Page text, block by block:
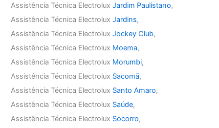
Assistência Técnica ElectroluxJardim Paulistano,
Assistência Técnica ElectroluxJardins,
Assistência Técnica ElectroluxJockey Club,
Assistência Técnica Electrolux Moema,
Assistência Técnica Electrolux Morumbi,
Assistência Técnica Electrolux Sacomã,
Assistência Técnica Electrolux Santo Amaro,
Assistência Técnica Electrolux Saúde,
Assistência Técnica Electrolux Socorro,